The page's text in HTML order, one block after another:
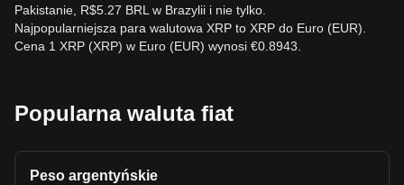
Pakistanie, R$5.27 BRL w Brazylii i nie tylko.
Najpopularniejsza para walutowa XRP to XRP do Euro (EUR).
Cena 1 XRP (XRP) w Euro (EUR) wynosi €0.8943.
Popularna waluta fiat
Peso argentyńskie